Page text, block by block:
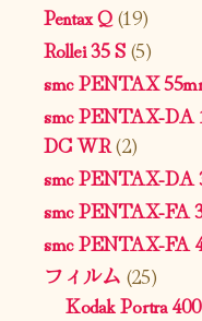
Pentax Q(19)
Rollei 35 S(5)
smc PENTAX
smc PENTAX-DA
DC WR(2)
smc PENTAX-DA
smc PENTAX-FA
smc PENTAX-FA
フィルム (25)
Kodak Portra 400